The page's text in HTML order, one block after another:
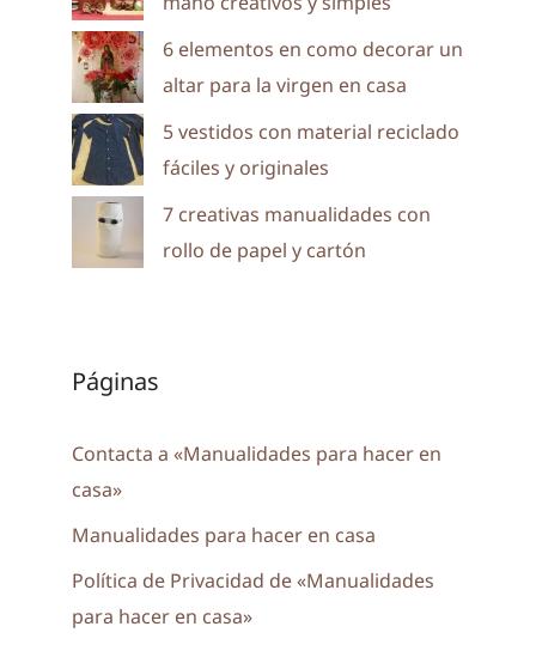
6 elementos en como decorar un
altar para la virgen en casa
5 vestidos con material reciclado
fáciles y originales
7 creativas manualidades con
rollo de papel y cartón
Páginas
Contacta a «Manualidades para hacer en
casa»
Manualidades para hacer en casa
Política de Privacidad de «Manualidades
para hacer en casa»